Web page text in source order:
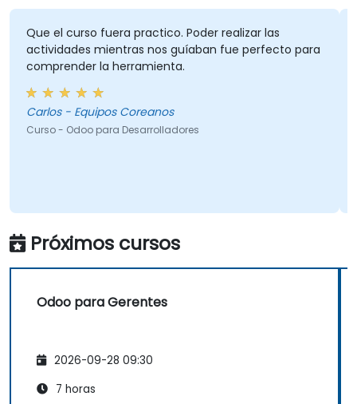
Que el curso fuera practico. Poder realizar las
actividades mientras nos guíaban fue perfecto para
comprender la herramienta.
Carlos - Equipos Coreanos
Curso - Odoo para Desarrolladores
Próximos cursos
Odoo para Gerentes
2026-09-28 09:30
7 horas